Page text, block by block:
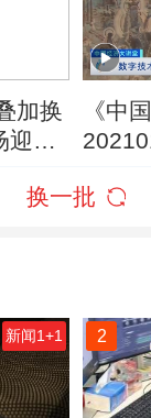
加换
销
《中
窟？
换一批
新闻1+1 2